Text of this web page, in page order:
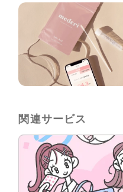
関連サービス